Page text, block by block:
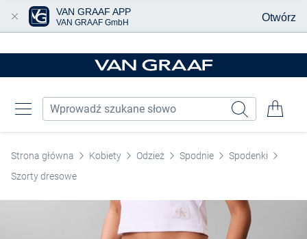
Strona główna Kobiety Odzież Spodnie
Spodenki
Szorty dresowe
VAN GRAAF APP
VAN GRAAF GmbH Otwórz